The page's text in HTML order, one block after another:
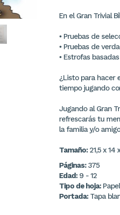
En el Gran Trivial
• Pruebas de
• Pruebas de
• Estrofas
¿Listo para hacer
tiempo jugando
Jugando al Gran
refrescarás tu
la familia y/o
Tamaño:21,5 x 14
Páginas:375
Edad:9 - 12
Tipo de hoja:Papel
Portada:Tapa